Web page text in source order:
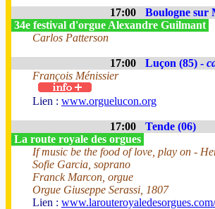
17:00 Boulogne sur
34e festival d'orgue Alexandre Guilmant
Carlos Patterson
17:00 Luçon (85) -
François Ménissier
Lien : www.orguelucon.org
17:00
Tende (06)
La route royale des orgues
If music be the food of love, play on -
Sofie Garcia, soprano
Franck Marcon, orgue
Orgue Giuseppe Serassi, 1807
Lien :